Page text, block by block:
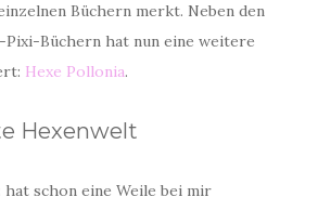
Büchern merkt. Neben den
Büchern hat nun eine weitere
Hexe Pollonia.
Hexenwelt
schon eine Weile bei mir